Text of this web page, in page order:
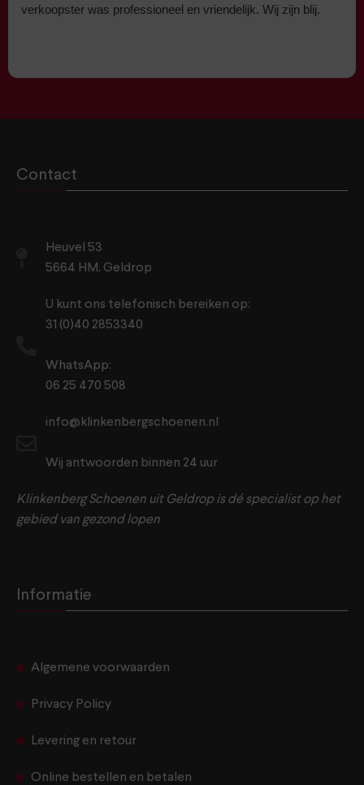
verkoopster was professioneel en vriendelijk. Wij zijn blij.
Contact
Heuvel 53
5664 HM, Geldrop
U kunt ons telefonisch bereiken op:
31 (0)40 2853340
WhatsApp:
06 25 470 508
info@klinkenbergschoenen.nl
Wij antwoorden binnen 24 uur
Klinkenberg Schoenen uit Geldrop is dé specialist op het
gebied van gezond lopen
Informatie
Algemene voorwaarden
Privacy Policy
Levering en retour
Online bestellen en betalen